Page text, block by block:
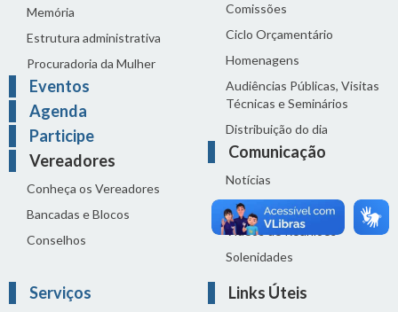
Memória
Estrutura administrativa
Procuradoria da Mulher
Eventos
Agenda
Participe
Vereadores
Conheça os Vereadores
Bancadas e Blocos
Conselhos
Comissões
Ciclo Orçamentário
Homenagens
Audiências Públicas, Visitas
Técnicas e Seminários
Distribuição do dia
Comunicação
Notícias
Sala de Imprensa
Vídeos de Reuniões
Solenidades
Serviços Links Úteis